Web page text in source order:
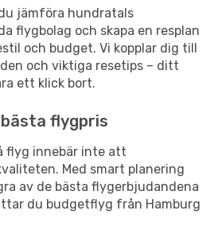
jämföra hundratals
flygbolag och skapa en resplan
och budget. Vi kopplar dig till
och viktiga resetips – ditt
ett klick bort.
flygpris
flyg innebär inte att
Med smart planering
av de bästa flygerbjudandena
du budgetflyg från Hamburg